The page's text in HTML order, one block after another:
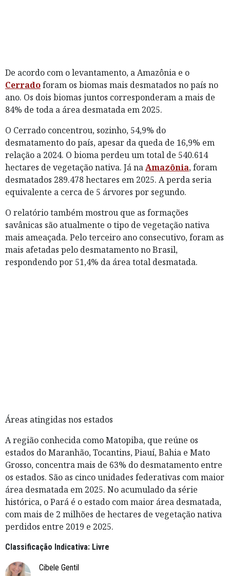
De acordo com o levantamento, a Amazônia e o
Cerradoforam os biomas mais desmatados no país no
ano. Os dois biomas juntos corresponderam a mais de
84% de toda a área desmatada em 2025.
O Cerrado concentrou, sozinho, 54,9% do
desmatamento do país, apesar da queda de 16,9% em
relação a 2024. O bioma perdeu um total de 540.614
hectares de vegetação nativa. Já naAmazônia, foram
desmatados 289.478 hectares em 2025. A perda seria
equivalente a cerca de 5 árvores por segundo.
O relatório também mostrou que as formações
savânicas são atualmente o tipo de vegetação nativa
mais ameaçada. Pelo terceiro ano consecutivo, foram as
mais afetadas pelo desmatamento no Brasil,
respondendo por 51,4% da área total desmatada.
Áreas atingidas nos estados
A região conhecida como Matopiba, que reúne os
estados do Maranhão, Tocantins, Piauí, Bahia e Mato
Grosso, concentra mais de 63% do desmatamento entre
os estados. São as cinco unidades federativas com maior
área desmatada em 2025. No acumulado da série
histórica, o Pará é o estado com maior área desmatada,
com mais de 2 milhões de hectares de vegetação nativa
perdidos entre 2019 e 2025.
Classificação Indicativa: Livre
Cibele Gentil